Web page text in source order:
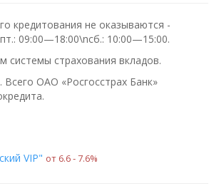
кредитования не оказываются -
09:00—18:00\nсб.: 10:00—15:00.
системы страхования вкладов.
Всего ОАО «Росгосстрах Банк»
VIP" от 6.6 ‑ 7.6%